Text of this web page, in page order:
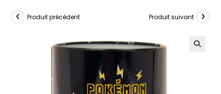
Produit précédent Produit suivant